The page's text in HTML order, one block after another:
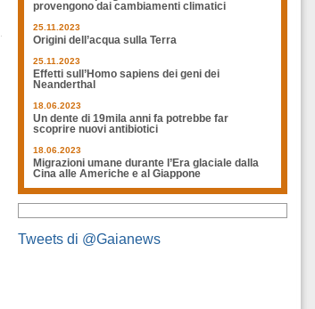
provengono dai cambiamenti climatici
25.11.2023
Origini dell’acqua sulla Terra
25.11.2023
Effetti sull’Homo sapiens dei geni dei
Neanderthal
18.06.2023
Un dente di 19mila anni fa potrebbe far
scoprire nuovi antibiotici
18.06.2023
Migrazioni umane durante l’Era glaciale dalla
Cina alle Americhe e al Giappone
Tweets di @Gaianews